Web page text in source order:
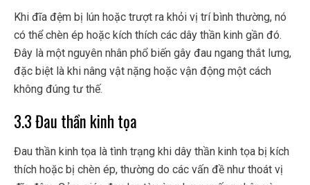
Khi đĩa đệm bị lún hoặc trượt ra khỏi vị trí bình thường, nó
có thể chèn ép hoặc kích thích các dây thần kinh gần đó.
Đây là một nguyên nhân phổ biến gây đau ngang thắt lưng,
đặc biệt là khi nâng vật nặng hoặc vận động một cách
không đúng tư thế.
3.3 Đau thần kinh tọa
Đau thần kinh tọa là tình trạng khi dây thần kinh tọa bị kích
thích hoặc bị chèn ép, thường do các vấn đề như thoát vị